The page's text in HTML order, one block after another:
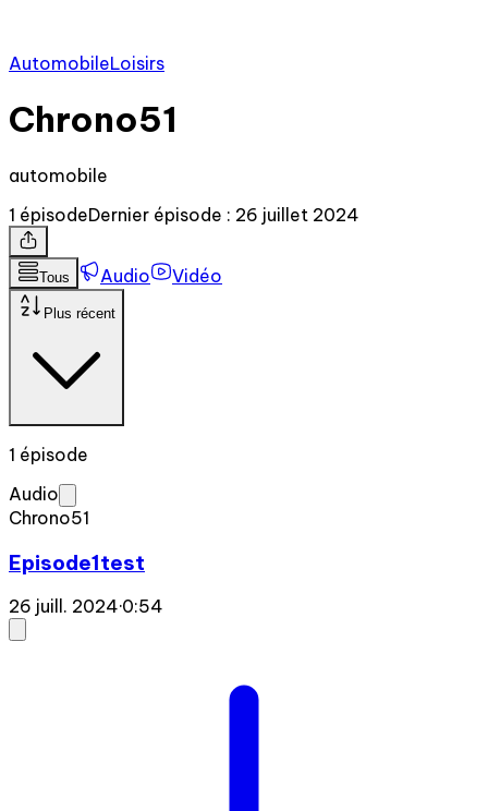
AutomobileLoisirs
Chrono51
automobile
1 épisodeDernier épisode : 26 juillet 2024
Tous Audio Vidéo
Plus récent
1 épisode
Audio
Chrono51
Episode1test
26 juill. 2024·0:54